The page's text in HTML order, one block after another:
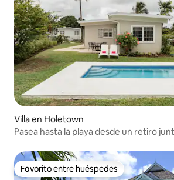
Villa en Holetown
Pasea hasta la playa desde un retiro
Favorito entre huéspedes
Favorito entre huéspedes